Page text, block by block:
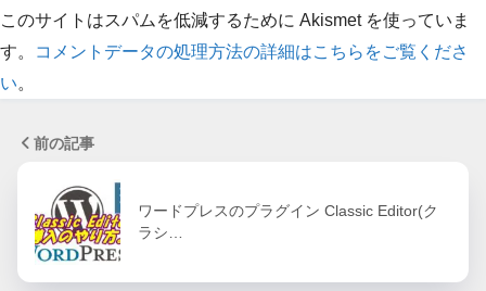
このサイトはスパムを低減するために Akismet を使っていま
す。
コメントデータの処理方法の詳細はこちらをご覧くださ
い。
前の記事
ワードプレスのプラグイン Classic Editor(ク
ラシ…